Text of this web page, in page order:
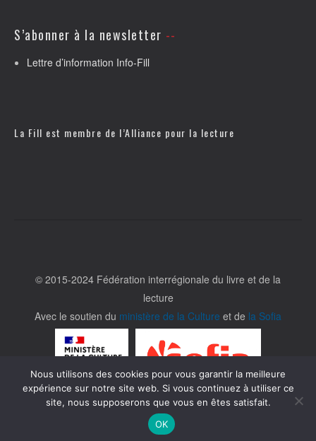
S’abonner à la newsletter
Lettre d’information Info-Fill
La Fill est membre de l’Alliance pour la lecture
© 2015-2024 Fédération interrégionale du livre et de la
lecture
Avec le soutien du ministère de la Culture et de la Sofia
Nous utilisons des cookies pour vous garantir la meilleure
expérience sur notre site web. Si vous continuez à utiliser ce
site, nous supposerons que vous en êtes satisfait.
OK